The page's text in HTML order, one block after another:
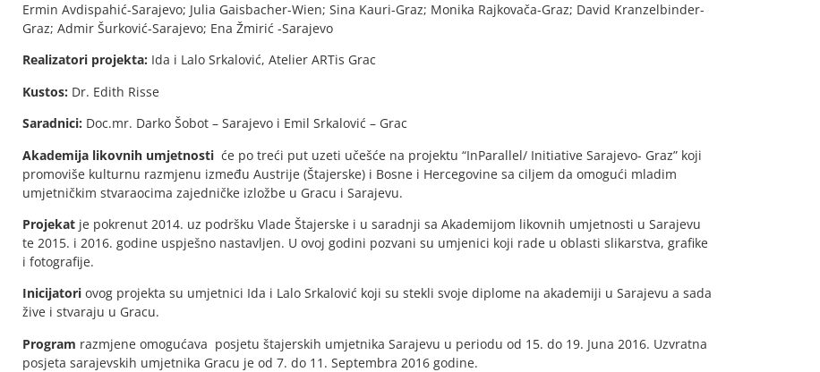
Ermin Avdispahić-Sarajevo; Julia Gaisbacher-Wien; Sina Kauri-Graz; Monika Rajkovača-Graz; David Kranzelbinder-
Graz; Admir Šurković-Sarajevo; Ena Žmirić -Sarajevo
Realizatori projekta: Ida i Lalo Srkalović, Atelier ARTis Grac
Kustos: Dr. Edith Risse
Saradnici: Doc.mr. Darko Šobot – Sarajevo i Emil Srkalović – Grac
Akademija likovnih umjetnosti će po treći put uzeti učešće na projektu “InParallel/ Initiative Sarajevo- Graz” koji
promoviše kulturnu razmjenu između Austrije (Štajerske) i Bosne i Hercegovine sa ciljem da omogući mladim
umjetničkim stvaraocima zajedničke izložbe u Gracu i Sarajevu.
Projekat je pokrenut 2014. uz podršku Vlade Štajerske i u saradnji sa Akademijom likovnih umjetnosti u Sarajevu
te 2015. i 2016. godine uspješno nastavljen. U ovoj godini pozvani su umjenici koji rade u oblasti slikarstva, grafike
i fotografije.
Inicijatori ovog projekta su umjetnici Ida i Lalo Srkalović koji su stekli svoje diplome na akademiji u Sarajevu a sada
žive i stvaraju u Gracu.
Program razmjene omogućava posjetu štajerskih umjetnika Sarajevu u periodu od 15. do 19. Juna 2016. Uzvratna
posjeta sarajevskih umjetnika Gracu je od 7. do 11. Septembra 2016 godine.